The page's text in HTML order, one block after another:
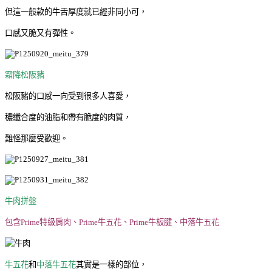
但這一般款的牛舌厚度就已經非同小可，
口感又脆又有彈性。
霜降松阪豬
松阪豬的口感一向受到很多人喜愛，
穠纖合度的油脂和帶有脆度的肉質，
難怪那麼受歡迎。
牛肉拼盤
包含Prime特級肩肉、Prime牛五花、Prime牛板腱、中落牛五花
牛五花和 中落牛五花其實是一樣的部位，